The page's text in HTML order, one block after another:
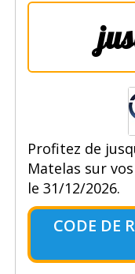
Profitez de
Matelas sur
le 31/12/2026.
CODE DE